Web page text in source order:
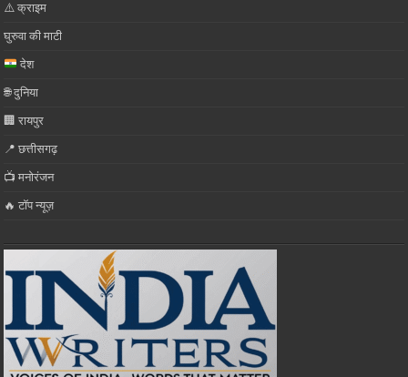
⚠️ क्राइम
घुरुवा की माटी
देश
🌐 दुनिया
🏢 रायपुर
📍 छत्तीसगढ़
📺 मनोरंजन
🔥 टॉप न्यूज़